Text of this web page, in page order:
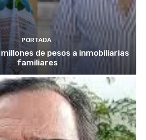
PORTADA
de pesos a inmobiliarias
familiares